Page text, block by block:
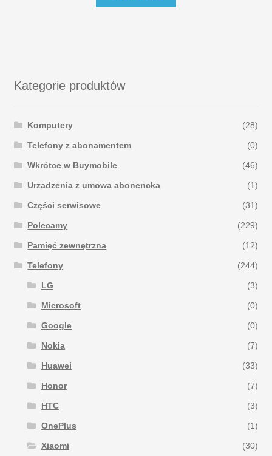
Kategorie produktów
Komputery (28)
Telefony z abonamentem (0)
Wkrótce w Buymobile (46)
Urzadzenia z umowa abonencka (1)
Części serwisowe (31)
Polecamy (229)
Pamięć zewnętrzna (12)
Telefony (244)
LG (3)
Microsoft (0)
Google (0)
Nokia (7)
Huawei (33)
Honor (7)
HTC (3)
OnePlus (1)
Xiaomi (30)